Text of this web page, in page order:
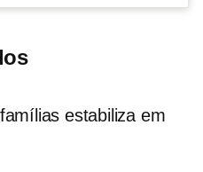
estabiliza em